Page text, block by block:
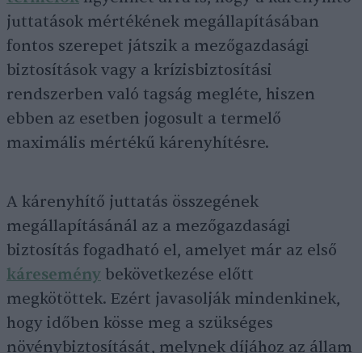
juttatások mértékének megállapításában
fontos szerepet játszik a mezőgazdasági
biztosítások vagy a krízisbiztosítási
rendszerben való tagság megléte, hiszen
ebben az esetben jogosult a termelő
maximális mértékű kárenyhítésre.
A kárenyhítő juttatás összegének
megállapításánál az a mezőgazdasági
biztosítás fogadható el, amelyet már az első
káresemény bekövetkezése előtt
megkötöttek. Ezért javasolják mindenkinek,
hogy időben kösse meg a szükséges
növénybiztosítását, melynek díjához az állam